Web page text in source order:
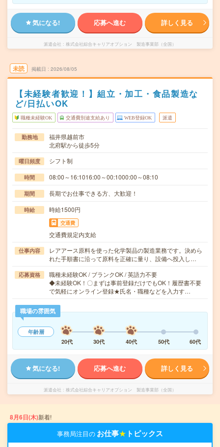
気になる! 応募へ進む 詳しく見る
派遣会社 株式会社綜合キャリアオプション 製造事業部（全国）
未読 掲載日 2026/08/05
【未経験者歓迎！】組立・加工・食品製造な
ど/日払いOK
職種未経験OK 交通費別途支給あり WEB登録OK 派遣
勤務地
福井県越前市
北府駅から徒歩5分
曜日頻度 シフト制
時間 08:00～16:1016:00～00:1000:00～08:10
期間 長期でお仕事できる方、大歓迎！
時給 時給1500円
交通費
交通費規定内支給
仕事内容
レアアース原料を使った化学製品の製造業務です。決めら
れた手順書に沿って原料を正確に量り、設備へ投入し…
応募資格
職種未経験OK / ブランクOK / 英語力不要
◆未経験OK！〇まずは事前登録だけでもOK！履歴書不要
で気軽にオンライン登録★氏名・職種などを入力す…
職場の雰囲気
年齢層
20代
30代 40代 50代 60代
気になる! 応募へ進む 詳しく見る
派遣会社 株式会社綜合キャリアオプション 製造事業部（全国）
8月6日(木)新着!
事務局注目の お仕事★ トピックス